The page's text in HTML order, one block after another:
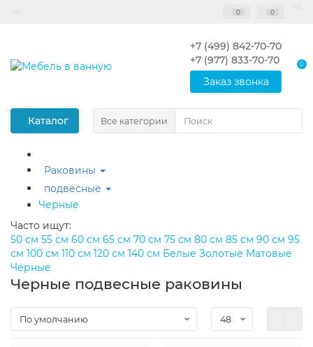
0 0
+7 (499) 842-70-70
+7 (977) 833-70-70
Заказ звонка
0
Каталог Все категории
Раковины
подвесные
Черные
Часто ищут:
50 см 55 см 60 см 65 см 70 см 75 см 80 см 85 см 90 см 95
см 100 см 110 см 120 см 140 см Белые Золотые Матовые
Черные
Черные подвесные раковины